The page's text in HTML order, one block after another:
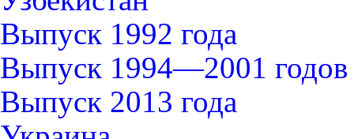
Выпуск 1992 года
Выпуск 1994—2001 годов
Выпуск 2013 года